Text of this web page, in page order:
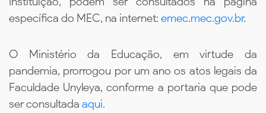
específica do MEC, na internet: emec.mec.gov.br.
O Ministério da Educação, em virtude da
pandemia, prorrogou por um ano os atos legais da
Faculdade Unyleya, conforme a portaria que pode
ser consultada aqui.